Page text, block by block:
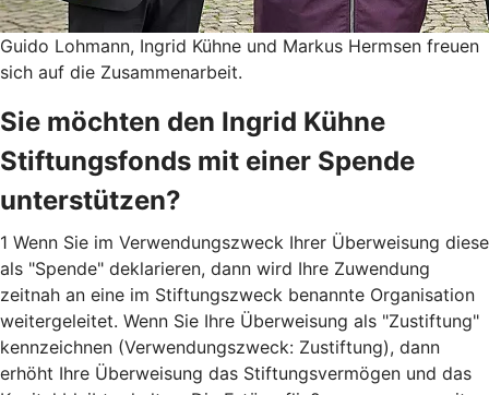
Guido Lohmann, Ingrid Kühne und Markus Hermsen freuen
sich auf die Zusammenarbeit.
Sie möchten den Ingrid Kühne
Stiftungsfonds mit einer Spende
unterstützen?
1 Wenn Sie im Verwendungszweck Ihrer Überweisung diese
als "Spende" deklarieren, dann wird Ihre Zuwendung
zeitnah an eine im Stiftungszweck benannte Organisation
weitergeleitet. Wenn Sie Ihre Überweisung als "Zustiftung"
kennzeichnen (Verwendungszweck: Zustiftung), dann
erhöht Ihre Überweisung das Stiftungsvermögen und das